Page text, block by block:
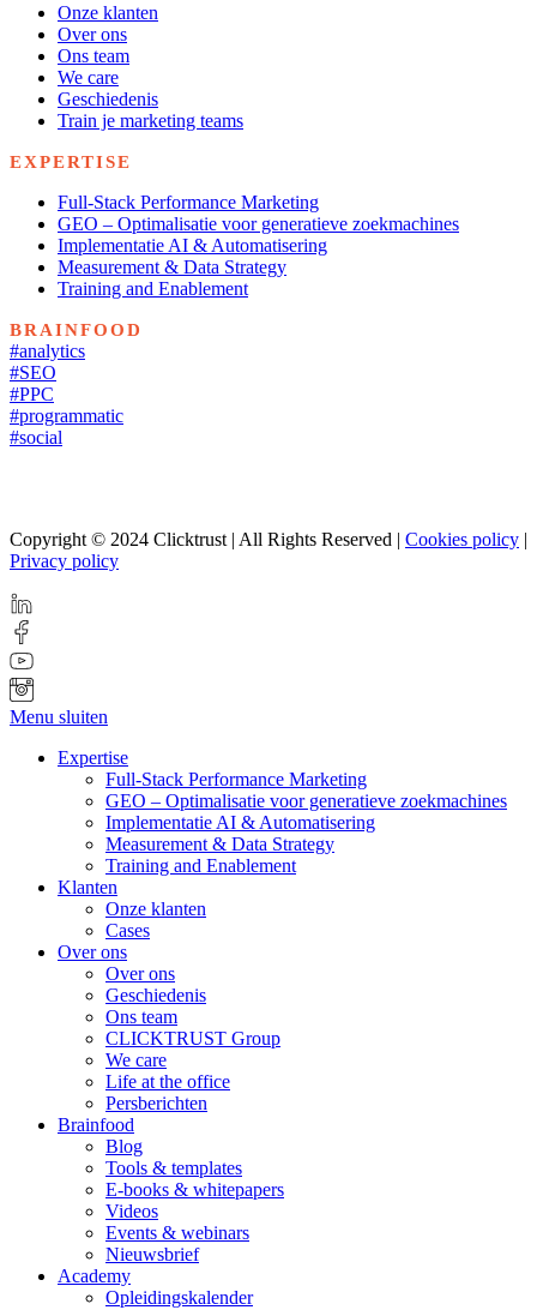
Onze klanten
Over ons
Ons team
We care
Geschiedenis
Train je marketing teams
EXPERTISE
Full-Stack Performance Marketing
GEO – Optimalisatie voor generatieve zoekmachines
Implementatie AI & Automatisering
Measurement & Data Strategy
Training and Enablement
BRAINFOOD
#analytics
#SEO
#PPC
#programmatic
#social
Copyright © 2024 Clicktrust | All Rights Reserved | Cookies policy |
Privacy policy
Menu sluiten
Expertise
Full-Stack Performance Marketing
GEO – Optimalisatie voor generatieve zoekmachines
Implementatie AI & Automatisering
Measurement & Data Strategy
Training and Enablement
Klanten
Onze klanten
Cases
Over ons
Over ons
Geschiedenis
Ons team
CLICKTRUST Group
We care
Life at the office
Persberichten
Brainfood
Blog
Tools & templates
E-books & whitepapers
Videos
Events & webinars
Nieuwsbrief
Academy
Opleidingskalender